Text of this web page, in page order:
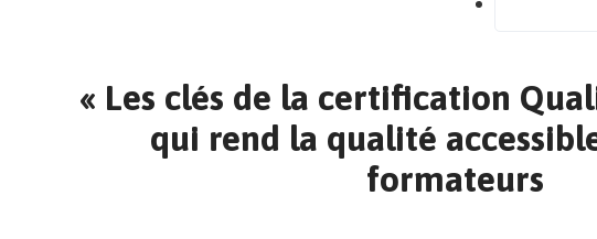
« Les clés de la certification
qui rend la qualité
formateurs